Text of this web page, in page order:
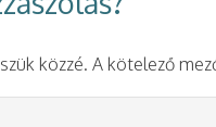
közzé. A kötelező